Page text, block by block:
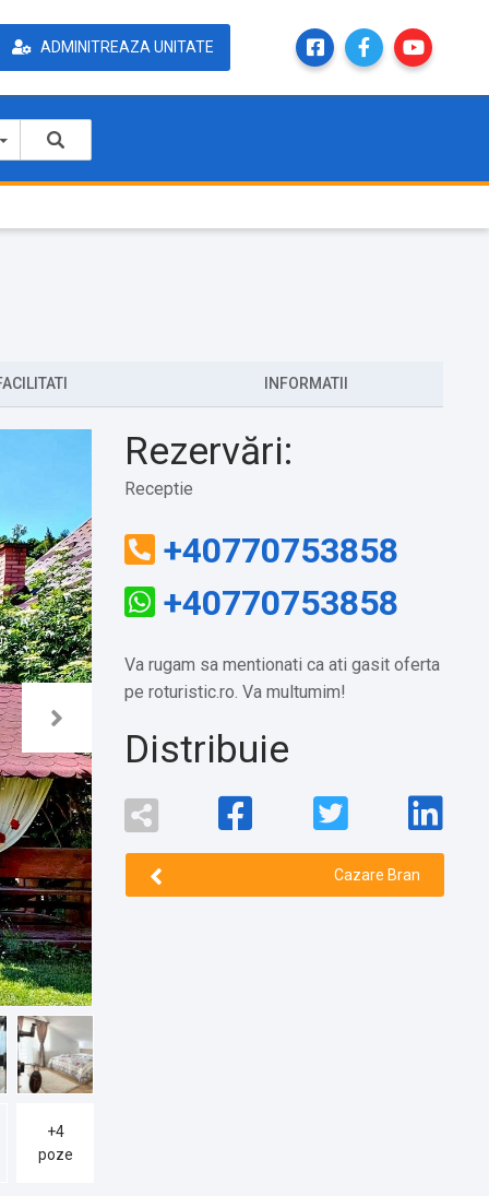
ADMINITREAZA UNITATE
INFORMATII
+4
poze
Rezervări:
Receptie
+40770753858
+40770753858
Va rugam sa mentionati ca ati gasit oferta
pe roturistic.ro. Va multumim!
Distribuie
Cazare Bran